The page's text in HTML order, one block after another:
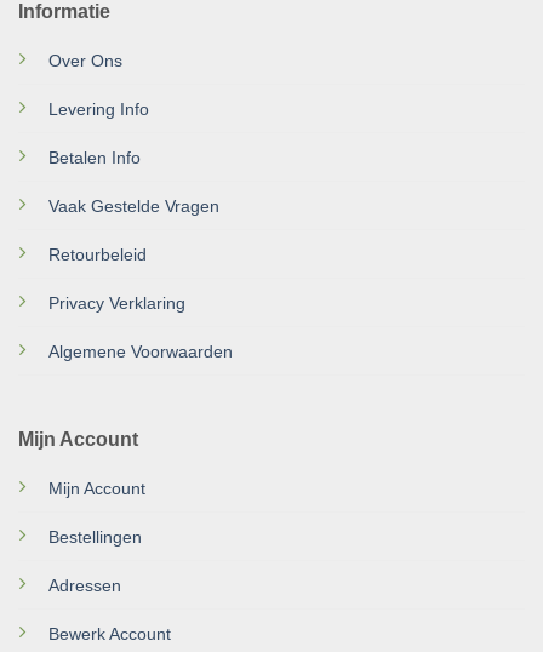
Informatie
Over Ons
Levering Info
Betalen Info
Vaak Gestelde Vragen
Retourbeleid
Privacy Verklaring
Algemene Voorwaarden
Mijn Account
Mijn Account
Bestellingen
Adressen
Bewerk Account